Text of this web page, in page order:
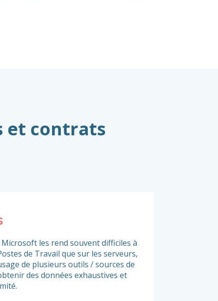
et contrats
les rend souvent difficiles à
de Travail que sur les serveurs,
de plusieurs outils / sources de
des données exhaustives et